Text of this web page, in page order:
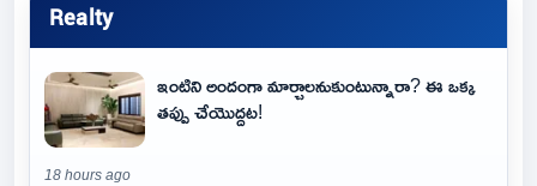
Realty
ఇంటిని అందంగా మార్చాలనుకుంటున్నారా? ఈ ఒక్క
తప్పు చేయొద్దట!
18 hours ago